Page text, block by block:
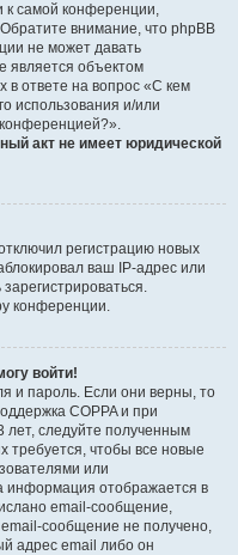
к самой конференции,
внимание, что phpBB
не может давать
является объектом
в ответе на вопрос «С кем
использования и/или
акт не имеет юридической
регистрацию новых
ваш IP-адрес или
конференции.
войти!
и пароль. Если они верны, то
COPPA и при
лет, следуйте полученным
требуется, чтобы все новые
или
информация отображается в
email-сообщение,
сообщение не получено,
адрес email либо он